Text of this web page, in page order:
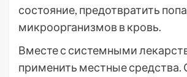
состояние, предотвратить
микроорганизмов в кровь.
Вместе с системными
применить местные средства.